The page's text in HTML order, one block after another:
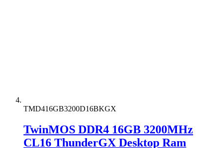
TMD416GB3200D16BKGX
TwinMOS DDR4 16GB 3200MHz
CL16 ThunderGX Desktop Ram